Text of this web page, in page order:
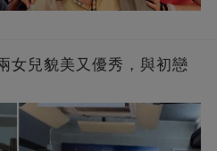
女兒貌美又優秀，與初戀